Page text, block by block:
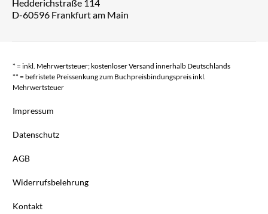
Hedderichstraße 114
D-60596 Frankfurt am Main
* = inkl. Mehrwertsteuer; kostenloser Versand innerhalb Deutschlands
** = befristete Preissenkung zum Buchpreisbindungspreis inkl.
Mehrwertsteuer
Impressum
Datenschutz
AGB
Widerrufsbelehrung
Kontakt